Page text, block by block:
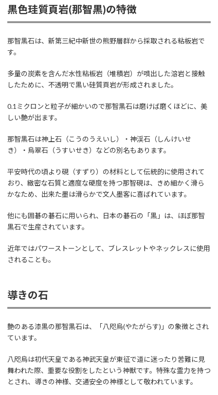
黒色珪質頁岩(那智黒)の特徴
那智黒石は、新第三紀中新世の熊野層群から採取される粘板岩で
す。
多量の炭素を含んだ水性粘板岩（堆積岩）が噴出した溶岩と接触
したために、不透明で黒い硅質頁岩が形成されました。
0.1ミクロンと粒子が細かいので那智黒石は磨けば磨くほどに、美
しい艶が出ます。
那智黒石は神上石（こうのうえいし）・神渓石（しんけいせ
き）・烏翠石（うすいせき）などの別名もあります。
平安時代の頃より硯（すずり）の材料として伝統的に使用されて
おり、緻密な石質と適度な硬度を持つ那智硯は、きめ細かく滑ら
かなため、出来た墨は滑らかで文人墨客に喜ばれています。
他にも囲碁の碁石に用いられ、日本の碁石の「黒」は、ほぼ那智
黒石で生産されています。
近年ではパワーストーンとして、ブレスレットやネックレスに使用
されることも。
導きの石
艶のある漆黒の那智黒石は、「八咫烏(やたがらす)」の象徴とされ
ています。
八咫烏は初代天皇である神武天皇が東征で道に迷ったり苦難に見
舞われた際、重要な役割をしたという神獣です。特殊な霊力を持つ
とされ、導きの神様、交通安全の神様として敬われています。